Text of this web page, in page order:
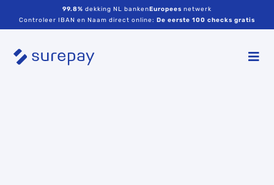
99.8% dekking NL bankenEuropees netwerk
Controleer IBAN en Naam direct online: De eerste 100 checks gratis